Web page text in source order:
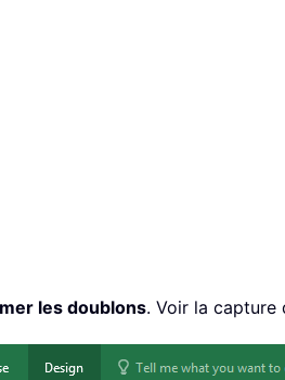
les doublons. Voir la capture